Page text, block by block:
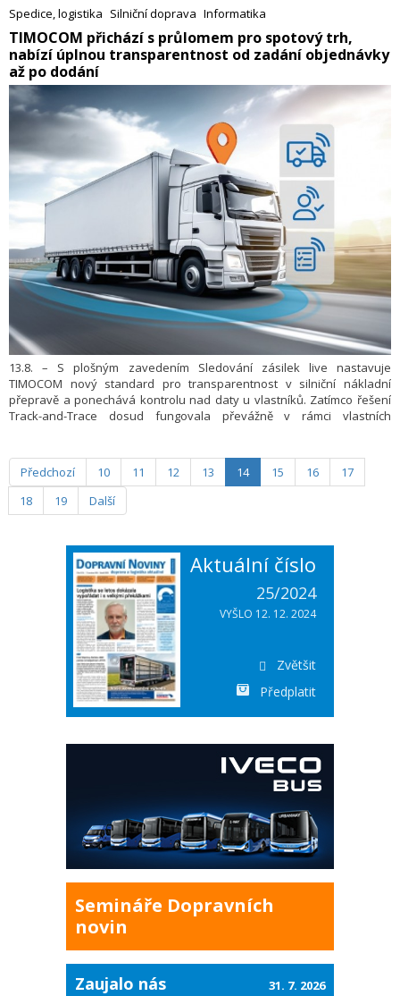
včetně plánovaného Terminálu 5. Zakázka navazuje na úspěšné
dodání zabezpečovacího systému pro čtvrtou etapu linky TEL, která
byla uvedena do provozu v červnu 2024, a posiluje dlouholeté
působení společnosti Alstom v Singapuru.
Spedice, logistika Silniční doprava Informatika
​TIMOCOM přichází s průlomem pro spotový trh,
nabízí úplnou transparentnost od zadání objednávky
až po dodání
13.8. – S plošným zavedením Sledování zásilek live nastavuje
TIMOCOM nový standard pro transparentnost v silniční nákladní
přepravě a ponechává kontrolu nad daty u vlastníků. Zatímco řešení
Track-and-Trace dosud fungovala převážně v rámci vlastních
zejména na volatilním spotovém trhu pro přepravu celovozových (FTL)
a kusových (LTL) zásilek.
Předchozí 10 11 12 13 14 15 16
17
18
19 Další
Aktuální číslo
25/2024
VYŠLO 12. 12. 2024
Zvětšit
Předplatit
Semináře Dopravních
novin
Zaujalo nás 31. 7. 2026